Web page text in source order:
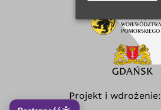
Projekt i wdrożenie: